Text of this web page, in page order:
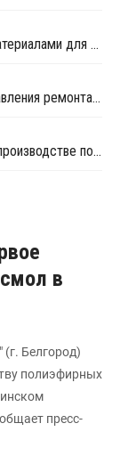
ПВХ и поликарбонат остаются основными материалами для производства банковских карт
СИБУР полностью перестроил систему управления ремонтами на КОСе
Казаньоргсинтез рассказал о проблемах на производстве поликарбоната
в
Белгород)
полиэфирных
пресс-